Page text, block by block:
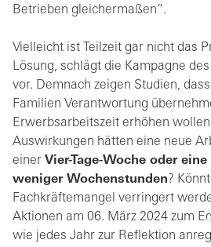
Betrieben gleichermaßen“.
Vielleicht ist Teilzeit gar nicht das
Lösung, schlägt die Kampagne
vor. Demnach zeigen Studien,
Familien Verantwortung
Erwerbsarbeitszeit erhöhen
Auswirkungen hätten eine neue
einer Vier-Tage-Woche oder
weniger Wochenstunden?
Fachkräftemangel verringert
Aktionen am 06. März 2024 zum
wie jedes Jahr zur Reflektion